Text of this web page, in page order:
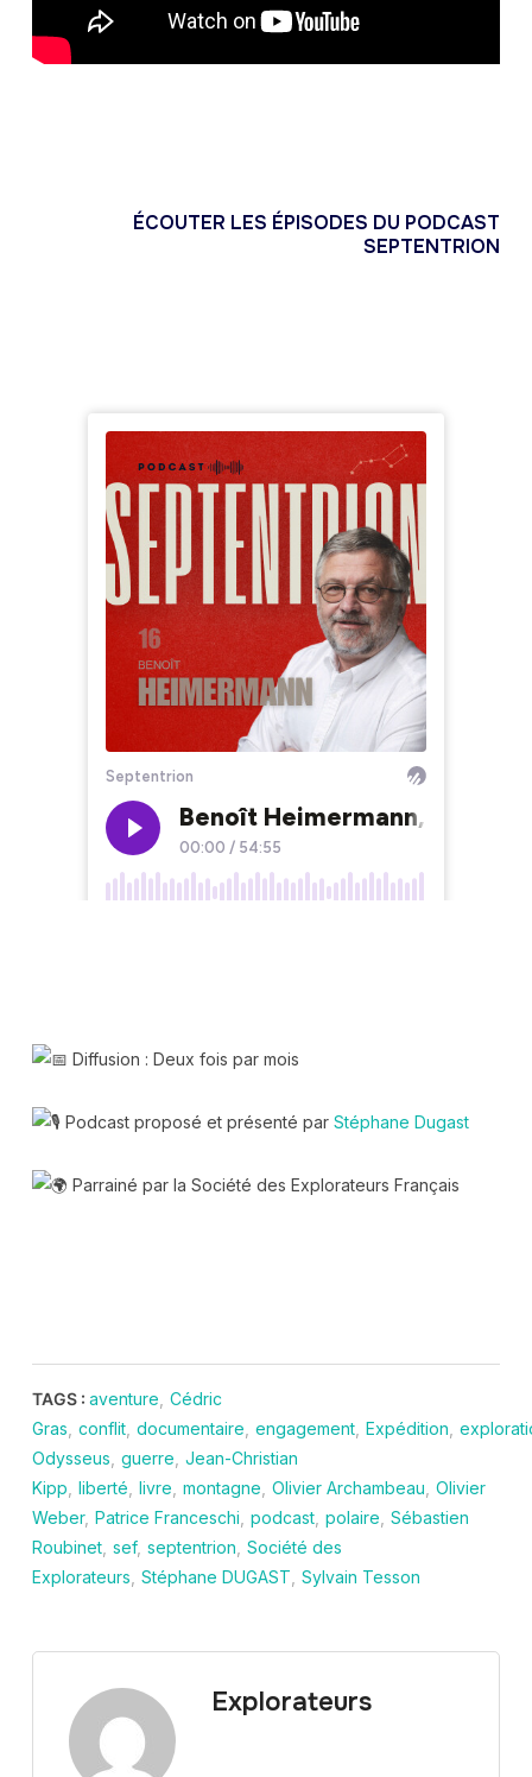
ÉCOUTER LES ÉPISODES DU PODCAST
SEPTENTRION
Diffusion : Deux fois par mois
Podcast proposé et présenté par Stéphane Dugast
Parrainé par la Société des Explorateurs Français
TAGS : aventure Cédric
Gras conflit, documentaire engagement, Expédition
Odysseus guerre Jean-Christian
Kipp liberté livre montagne Olivier Archambeau Olivier
Weber, Patrice Franceschi podcast, polaire Sébastien
Roubinet, sef, septentrion Société des
Explorateurs Stéphane DUGAST Sylvain Tesson
Explorateurs